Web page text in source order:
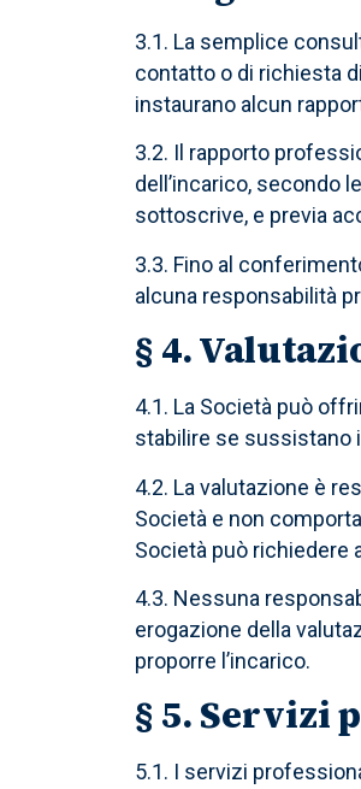
3.1. La semplice
contatto o di richiesta
instaurano alcun
3.2. Il rapporto
dell’incarico, secondo
sottoscrive, e previa
3.3. Fino al
alcuna responsabilità
§ 4.
4.1. La Società può
stabilire se sussistano
4.2. La valutazione è
Società e non
Società può richiedere
4.3. Nessuna
erogazione della
proporre l’incarico.
§ 5. Servizi
5.1. I servizi